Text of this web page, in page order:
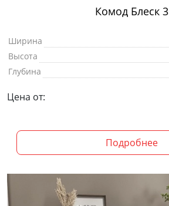
Комод Блеск 3
Ширина
Высота
Глубина
Цена от:
Подробнее